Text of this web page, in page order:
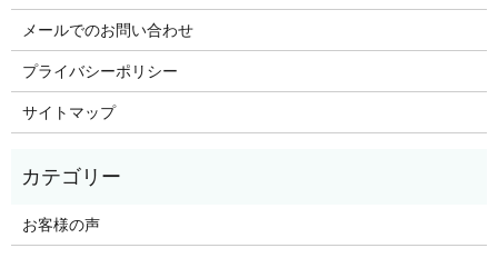
メールでのお問い合わせ
プライバシーポリシー
サイトマップ
お客様の声